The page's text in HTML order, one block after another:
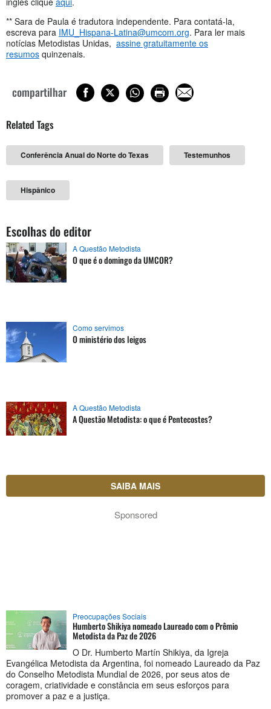
** Sara de Paula é tradutora independente. Para contatá-la,
escreva para IMU_Hispana-Latina@umcom.org. Para ler mais
notícias Metodistas Unidas, assine gratuitamente os
resumos quinzenais.
compartilhar
Related Tags
Conferência Anual do Norte do Texas Testemunhos
Hispânico
Escolhas do editor
A Questão Metodista
O que é o domingo da UMCOR?
Como servimos
O ministério dos leigos
A Questão Metodista
A Questão Metodista: o que é Pentecostes?
SAIBA MAIS
Sponsored
Preocupações Sociais
Humberto Shikiya nomeado Laureado com o Prêmio
Metodista da Paz de 2026
O Dr. Humberto Martín Shikiya, da Igreja
Evangélica Metodista da Argentina, foi nomeado Laureado da Paz
do Conselho Metodista Mundial de 2026, por seus atos de
coragem, criatividade e constância em seus esforços para
promover a paz e a justiça.